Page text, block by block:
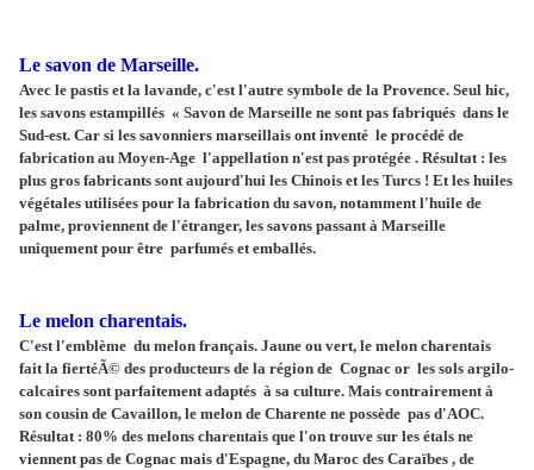
Le savon de Marseille.
Avec le pastis et la lavande, c'est l'autre symbole de la Provence. Seul hic,
les savons estampillés « Savon de Marseille ne sont pas fabriqués dans le
Sud-est. Car si les savonniers marseillais ont inventé le procédé de
fabrication au Moyen-Age l'appellation n'est pas protégée . Résultat : les
plus gros fabricants sont aujourd'hui les Chinois et les Turcs ! Et les huiles
végétales utilisées pour la fabrication du savon, notamment l'huile de
palme, proviennent de l'étranger, les savons passant à Marseille
uniquement pour être parfumés et emballés.
Le melon charentais.
C'est l'emblème du melon français. Jaune ou vert, le melon charentais
fait la fiertéÃ© des producteurs de la région de Cognac or les sols argilo-
calcaires sont parfaitement adaptés à sa culture. Mais contrairement à
son cousin de Cavaillon, le melon de Charente ne possède pas d'AOC.
Résultat : 80% des melons charentais que l'on trouve sur les étals ne
viennent pas de Cognac mais d'Espagne, du Maroc des Caraïbes , de